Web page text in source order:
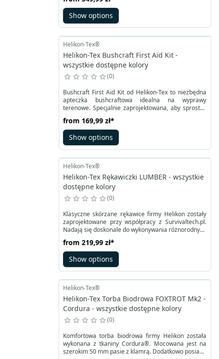
wypełniony wysokiej jakości izolacją Climashield®
Apex™, charakteryzuje się doskonałą termiką i
lekkością. Swagman Roll® można połączyć z
ponchem, używać jako samodzielny śpiwór, koc, quilt
wkładkę do śpiwora.
Show options
Helikon-Tex®
Helikon-Tex Bushcraft First Aid Kit -
wszystkie dostępne kolory
0
Bushcraft First Aid Kit od Helikon-Tex to niezbędna
apteczka bushcraftowa idealna na wyprawy
terenowe. Specjalnie zaprojektowana, aby sprostać
spotykanych podczas aktywności bushcraftowych,
takich jak praca z piłą, siekierą czy częste
użytkowanie noża. Innowacyjnym rozwiązaniem jest
umieszczenie stazy wewnątrz apteczki, zapewniając
typu aktywności.
from 169,99 zł*
Show options
Helikon-Tex®
Helikon-Tex Rękawiczki LUMBER - wszystkie
dostępne kolory
0
Klasyczne skórzane rękawice firmy Helikon zostały
zaprojektowane przy współpracy z Survivaltech.pl.
Nadają się doskonale do wykonywania różnorodnych
wytrzymałej skóry bydlęcej. Gwarantują pewny
chwyt, niwelują ślizganie się. Ich konstrukcja
zapewnia pełny komfort nawet przy dłuższym
użytkowaniu, nie cisną w miejscach szycia.
from 219,99 zł*
Show options
Helikon-Tex®
Helikon-Tex Torba Biodrowa FOXTROT Mk2 -
Cordura - wszystkie dostępne kolory
0
Komfortowa torba biodrowa firmy Helikon została
wykonana z tkaniny Cordura®. Mocowana jest na
szerokim 50 mm pasie z klamrą. Dodatkowo posiada